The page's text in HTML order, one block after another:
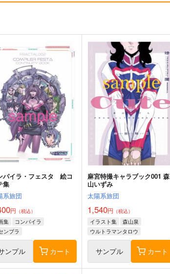
界待機中
医院午前０時
円（税込）
ジナル
サンプル カート
マーベルライバルズ-サイロッ
ク-160CMX50CM抱き枕カバ
ー【YC1309】
eb
13,200 円 （税込）
サイロック
サンプル 作品詳細
パイラ・フェスタ 絵コ
集
系旅団
円 （税込）
集
コンパイラ
ンブラ
ンプル カート
麻宮特撮キャラブック001 森
山いずみ
太陽系旅団
1,540円 （税込）
イラスト集
森山泉
ウルトラマンタロウ
サンプル カート